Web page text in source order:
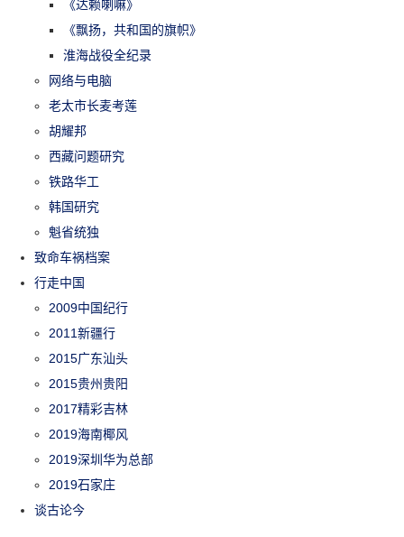
《达赖喇嘛》
《飘扬，共和国的旗帜》
淮海战役全纪录
网络与电脑
老太市长麦考莲
胡耀邦
西藏问题研究
铁路华工
韩国研究
魁省统独
致命车祸档案
行走中国
2009中国纪行
2011新疆行
2015广东汕头
2015贵州贵阳
2017精彩吉林
2019海南椰风
2019深圳华为总部
2019石家庄
谈古论今